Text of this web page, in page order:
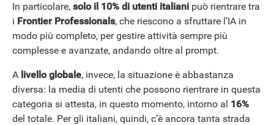
In particolare, solo il 10% di utenti italiani può rientrare tra
i Frontier Professionals, che riescono a sfruttare l’IA in
modo più completo, per gestire attività sempre più
complesse e avanzate, andando oltre al prompt.
A livello globale, invece, la situazione è abbastanza
diversa: la media di utenti che possono rientrare in questa
categoria si attesta, in questo momento, intorno al 16%
del totale. Per gli italiani, quindi, c’è ancora tanta strada